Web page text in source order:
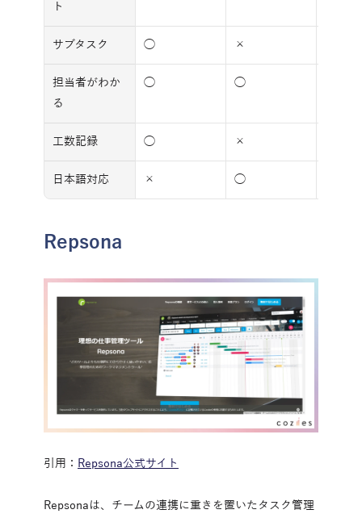
ト
サブタスク ◯ ×
担当者がわか
る
◯ ◯
工数記録 ◯ ×
日本語対応 × ◯
Repsona
引用： Repsona公式サイト
Repsonaは、チームの連携に重きを置いたタスク管理